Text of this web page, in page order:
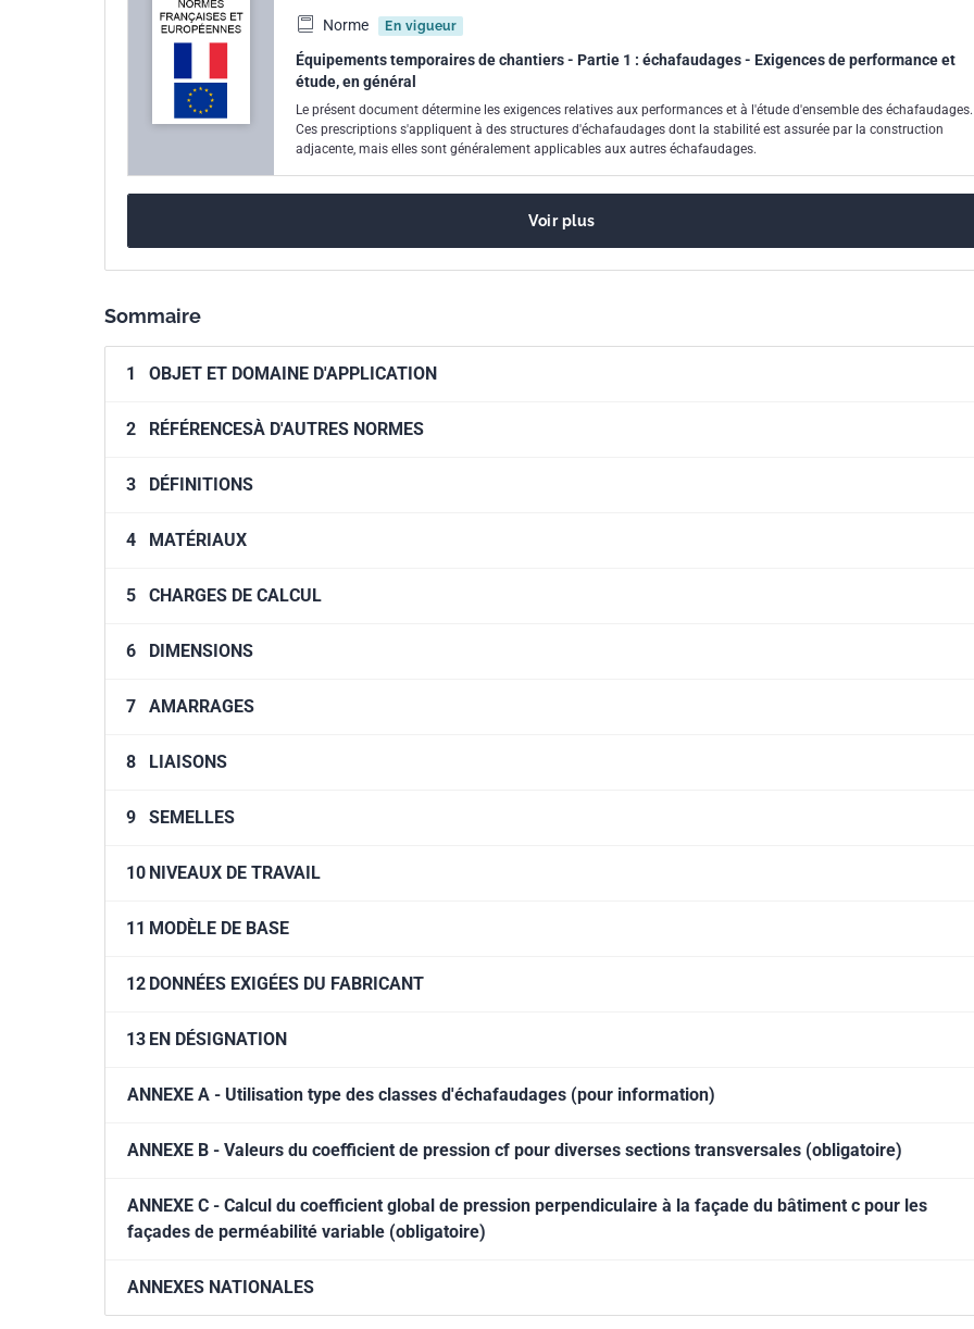
Norme
En vigueur
Équipements temporaires de chantiers - Partie 1 : échafaudages - Exigences de performance et
étude, en général
Le présent document détermine les exigences relatives aux performances et à l'étude d'ensemble des échafaudages.
Ces prescriptions s'appliquent à des structures d'échafaudages dont la stabilité est assurée par la construction
adjacente, mais elles sont généralement applicables aux autres échafaudages.
Voir plus
Sommaire
1 OBJET ET DOMAINE D'APPLICATION
2 RÉFÉRENCESÀ D'AUTRES NORMES
3 DÉFINITIONS
4 MATÉRIAUX
5 CHARGES DE CALCUL
6 DIMENSIONS
7 AMARRAGES
8 LIAISONS
9 SEMELLES
10 NIVEAUX DE TRAVAIL
11 MODÈLE DE BASE
12 DONNÉES EXIGÉES DU FABRICANT
13 EN DÉSIGNATION
ANNEXE A - Utilisation type des classes d'échafaudages (pour information)
ANNEXE B - Valeurs du coefficient de pression cf pour diverses sections transversales (obligatoire)
ANNEXE C - Calcul du coefficient global de pression perpendiculaire à la façade du bâtiment c pour les
façades de perméabilité variable (obligatoire)
ANNEXES NATIONALES